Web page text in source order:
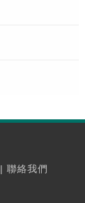
| 聯絡我們